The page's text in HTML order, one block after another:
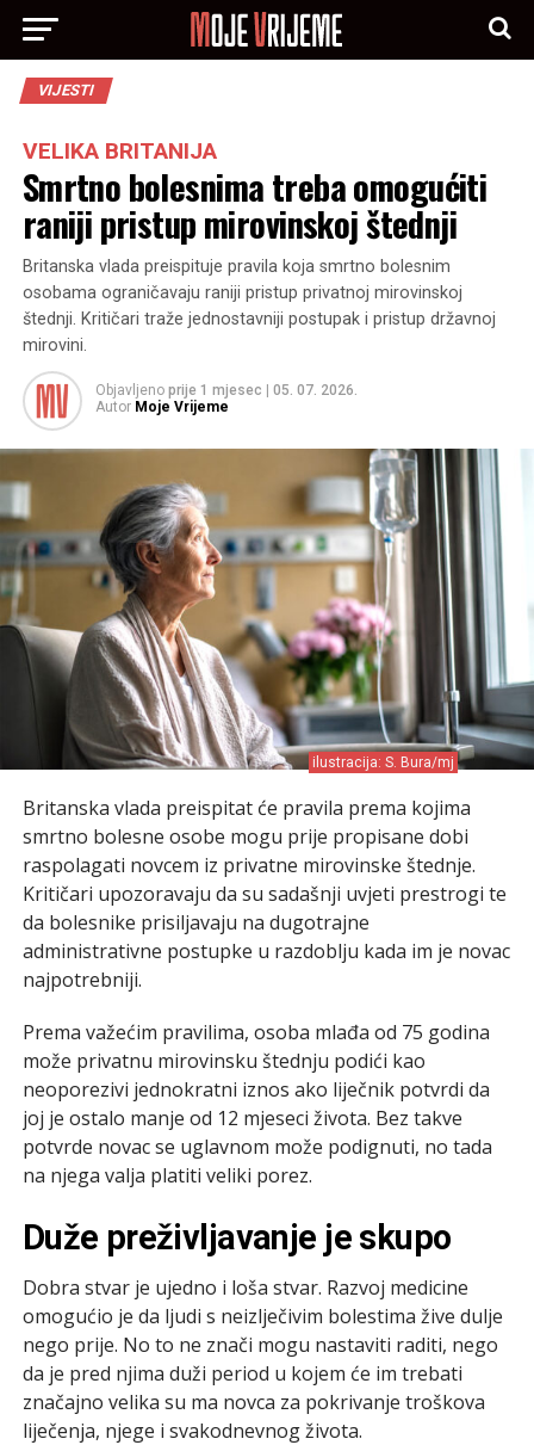
VIJESTI
VELIKA BRITANIJA
Smrtno bolesnima treba omogućiti
raniji pristup mirovinskoj štednji
Britanska vlada preispituje pravila koja smrtno bolesnim
osobama ograničavaju raniji pristup privatnoj mirovinskoj
štednji. Kritičari traže jednostavniji postupak i pristup državnoj
mirovini.
Objavljeno prije 1 mjesec
05. 07. 2026.
Autor Moje Vrijeme
ilustracija: S. Bura/mj
Britanska vlada preispitat će pravila prema kojima
smrtno bolesne osobe mogu prije propisane dobi
raspolagati novcem iz privatne mirovinske štednje.
Kritičari upozoravaju da su sadašnji uvjeti prestrogi te
da bolesnike prisiljavaju na dugotrajne
administrativne postupke u razdoblju kada im je novac
najpotrebniji.
Prema važećim pravilima, osoba mlađa od 75 godina
može privatnu mirovinsku štednju podići kao
neoporezivi jednokratni iznos ako liječnik potvrdi da
joj je ostalo manje od 12 mjeseci života. Bez takve
potvrde novac se uglavnom može podignuti, no tada
na njega valja platiti veliki porez.
Duže preživljavanje je skupo
Dobra stvar je ujedno i loša stvar. Razvoj medicine
omogućio je da ljudi s neizlječivim bolestima žive dulje
nego prije. No to ne znači mogu nastaviti raditi, nego
da je pred njima duži period u kojem će im trebati
značajno velika su ma novca za pokrivanje troškova
liječenja, njege i svakodnevnog života.